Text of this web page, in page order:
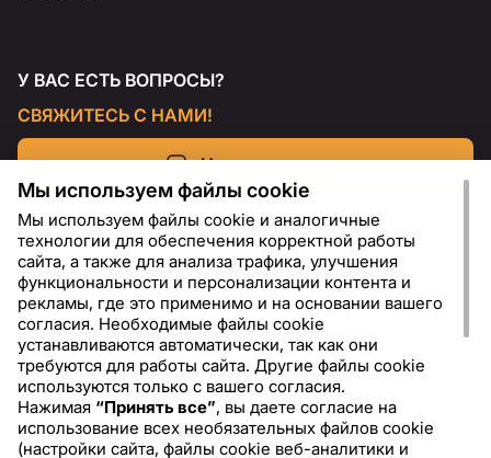
У ВАС ЕСТЬ ВОПРОСЫ?
СВЯЖИТЕСЬ С НАМИ!
Напишите нам
RU USD - US Dollar ($)
Мы используем файлы cookie
Мы используем файлы cookie и аналогичные
технологии для обеспечения корректной работы
сайта, а также для анализа трафика, улучшения
функциональности и персонализации контента и
рекламы, где это применимо и на основании вашего
согласия. Необходимые файлы cookie
устанавливаются автоматически, так как они
требуются для работы сайта. Другие файлы cookie
используются только с вашего согласия.
Нажимая “Принять все”, вы даете согласие на
использование всех необязательных файлов cookie
(настройки сайта, файлы cookie веб-аналитики и